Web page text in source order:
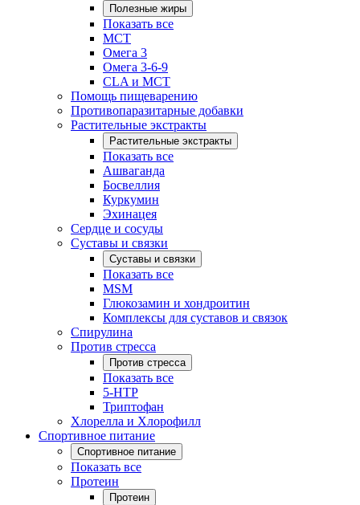
Полезные жиры
Показать все
MCT
Омега 3
Омега 3-6-9
CLA и MCT
Помощь пищеварению
Противопаразитарные добавки
Растительные экстракты
Растительные экстракты
Показать все
Ашваганда
Босвеллия
Куркумин
Эхинацея
Сердце и сосуды
Суставы и связки
Суставы и связки
Показать все
MSM
Глюкозамин и хондроитин
Комплексы для суставов и связок
Спирулина
Против стресса
Против стресса
Показать все
5-HTP
Триптофан
Хлорелла и Хлорофилл
Спортивное питание
Спортивное питание
Показать все
Протеин
Протеин